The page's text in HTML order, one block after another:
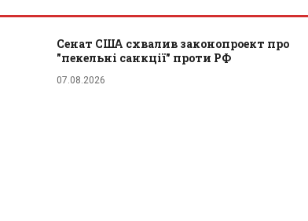
Сенат США схвалив законопроект про
"пекельні санкції" проти РФ
07.08.2026